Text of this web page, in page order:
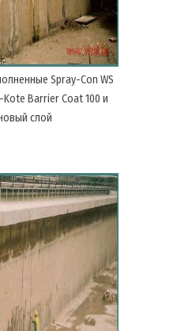
Spray-Con WS
Kote Barrier Coat 100 и
слой